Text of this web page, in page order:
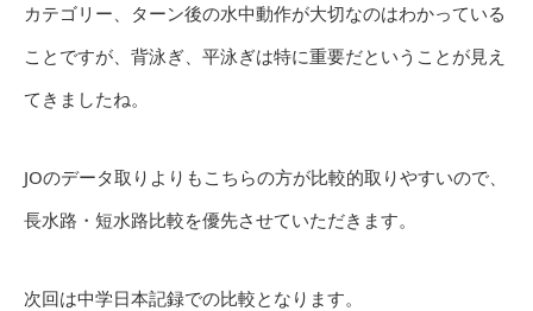
カテゴリー、ターン後の水中動作が大切なのはわかっている
ことですが、背泳ぎ、平泳ぎは特に重要だということが見え
てきましたね。
JOのデータ取りよりもこちらの方が比較的取りやすいので、
長水路・短水路比較を優先させていただきます。
次回は中学日本記録での比較となります。